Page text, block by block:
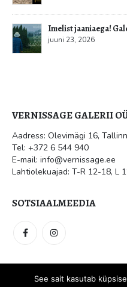
VERNISSAGE GALERII
E-mail: info@vernissage.ee
SOTSIAALMEEDIA
Disain
See sait kasutab